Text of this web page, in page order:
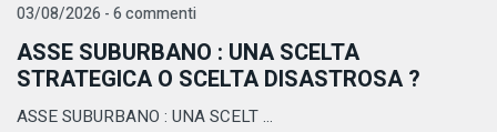
03/08/2026 - 6 commenti
ASSE SUBURBANO : UNA SCELTA
STRATEGICA O SCELTA DISASTROSA ?
ASSE SUBURBANO : UNA SCELT ...